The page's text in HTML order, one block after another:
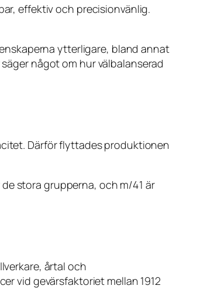
effektiv och precisionvänlig.
ytterligare, bland annat
något om hur välbalanserad
Därför flyttades produktionen
stora grupperna, och m/41 är
årtal och
vid gevärsfaktoriet mellan 1912